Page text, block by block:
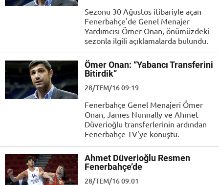
Sezonu 30 Ağustos itibariyle açan
Fenerbahçe'de Genel Menajer
Yardımcısı Ömer Onan, önümüzdeki
sezonla ilgili açıklamalarda bulundu.
Ömer Onan: “Yabancı Transferini
Bitirdik”
28/TEM/16 09:19
Fenerbahçe Genel Menajeri Ömer
Onan, James Nunnally ve Ahmet
Düverioğlu transferlerinin ardından
Fenerbahçe TV'ye konuştu.
Ahmet Düverioğlu Resmen
Fenerbahçe’de
28/TEM/16 09:01